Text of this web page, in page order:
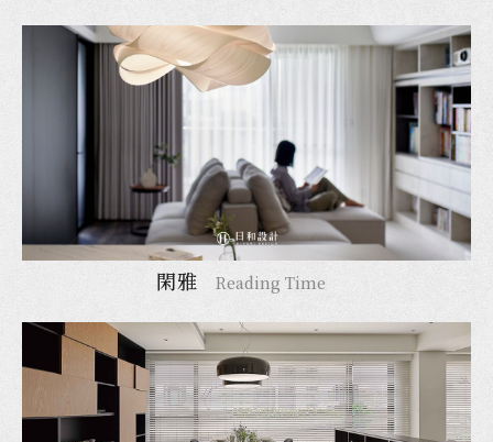
閑雅 Reading Time